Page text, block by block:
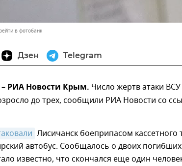
в фотобанк
Дзен Telegram
РИА Новости Крым. Число жертв атаки
до трех, сообщили РИА Новости со
Лисичанск боеприпасом кассетного
автобус. Сообщалось о двоих
известно, что скончался еще один